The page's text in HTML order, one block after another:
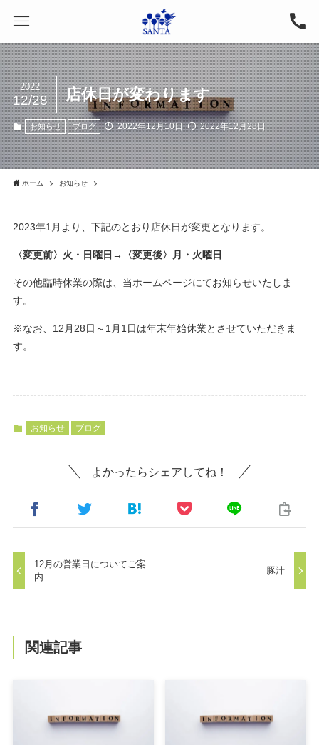
店休日が変わります
2022
12/28
お知らせ ブログ 2022年12月10日 2022年12月28日
ホーム お知らせ
2023年1月より、下記のとおり店休日が変更となります。
〈変更前〉火・日曜日→〈変更後〉月・火曜日
その他臨時休業の際は、当ホームページにてお知らせいたしま
す。
※なお、12月28日～1月1日は年末年始休業とさせていただきま
す。
お知らせ ブログ
よかったらシェアしてね！
12月の営業日についてご案
内
豚汁
関連記事